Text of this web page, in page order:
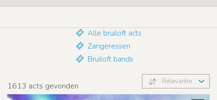
zoek
Alle bruiloft acts
Zangeressen
Bruiloft bands
1613 acts gevonden Relevantie